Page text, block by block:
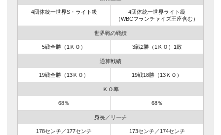
4団体統一世界S・ライト級
4団体統一世界ライト級
（WBCフランチャイズ王座含む）
世界戦の戦績
5戦全勝（1ＫＯ） 3戦2勝（1ＫＯ）1敗
通算戦績
19戦全勝（13ＫＯ） 19戦18勝（13ＫＯ）
ＫＯ率
68％ 68％
身長／リーチ
178センチ／177センチ 173センチ／174センチ